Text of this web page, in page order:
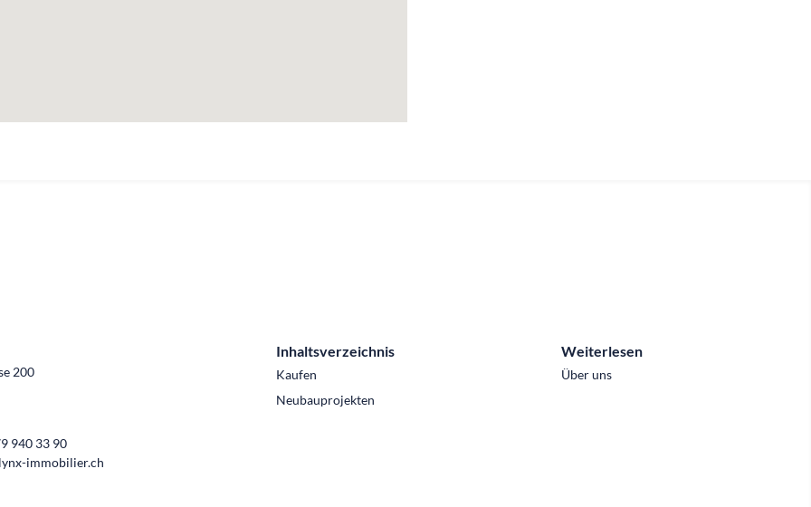
200
940 33 90
immobilier.ch
Inhaltsverzeichnis
Kaufen
Neubauprojekten
Weiterlesen
Über uns